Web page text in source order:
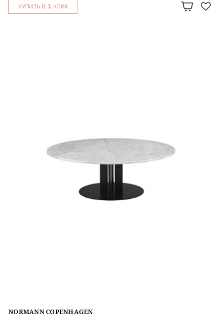
КУПИТЬ В 1 КЛИК
NORMANN COPENHAGEN